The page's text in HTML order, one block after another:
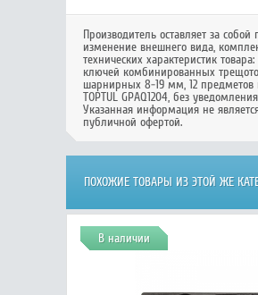
Производитель оставляет за собой
изменение внешнего вида,
технических характеристик товара:
ключей комбинированных
шарнирных 8-19 мм, 12 предметов
TOPTUL GPAQ1204, без
Указанная информация не
публичной офертой.
ПОХОЖИЕ ТОВАРЫ ИЗ ЭТОЙ ЖЕ
В наличии